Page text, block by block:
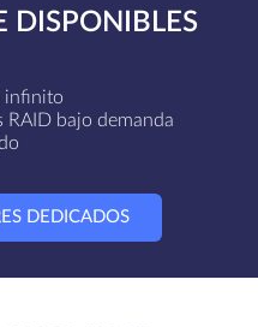
DISPONIBLES
infinito
bajo demanda
DEDICADOS